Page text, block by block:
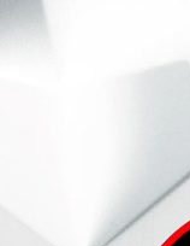
ВИННЫЙ